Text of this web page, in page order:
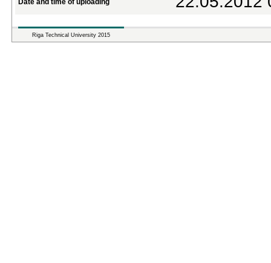
Date and time of uploading
Riga Technical University 2015